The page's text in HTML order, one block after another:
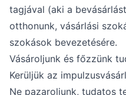
tagjával (aki a
otthonunk, vásárlási
szokások bevezetésére.
Vásároljunk és főzzünk
Kerüljük az
Ne pazaroljunk, tudatos